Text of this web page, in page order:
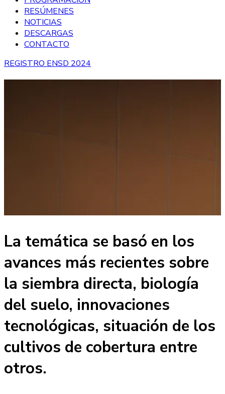
RESÚMENES
NOTICIAS
DESCARGAS
CONTACTO
REGISTRO ENSD 2024
La temática se basó en los
avances más recientes sobre
la siembra directa, biología
del suelo, innovaciones
tecnológicas, situación de los
cultivos de cobertura entre
otros.